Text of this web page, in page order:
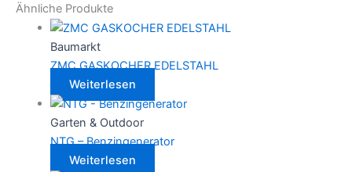
Ähnliche Produkte
Baumarkt
ZMC GASKOCHER EDELSTAHL
Weiterlesen
Garten & Outdoor
NTG – Benzingenerator
Weiterlesen